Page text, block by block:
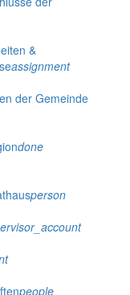
&
assignment
der Gemeinde
done
person
people